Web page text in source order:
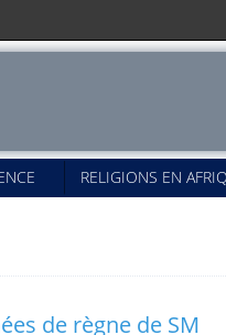
RELIGIONS EN
de règne de SM